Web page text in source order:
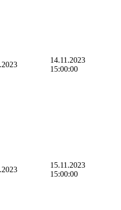
14.11.2023
15:00:00
15.11.2023
15:00:00